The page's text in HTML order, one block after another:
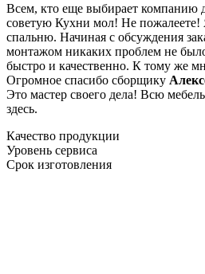
Всем, кто еще выбирает компанию
советую Кухни мол! Не пожалеете!
спальню. Начиная с обсуждения
монтажом никаких проблем не
быстро и качественно. К тому же
Огромное спасибо сборщику
Это мастер своего дела! Всю мебель
здесь.
Качество продукции
Уровень сервиса
Срок изготовления